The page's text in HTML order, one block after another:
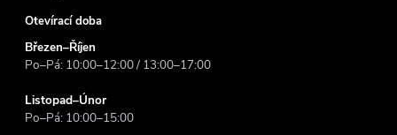
Otevírací doba
Březen–Říjen
Po–Pá: 10:00–12:00 / 13:00–17:00
Listopad–Únor
Po–Pá: 10:00–15:00